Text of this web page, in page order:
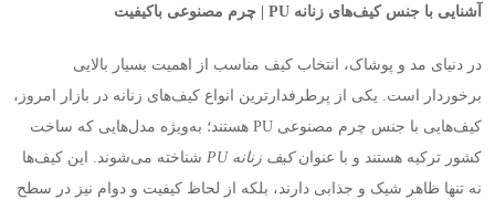
آشنایی با جنس کیف‌های زنانه PU | چرم مصنوعی باکیفیت
در دنیای مد و پوشاک، انتخاب کیف مناسب از اهمیت بسیار بالایی
برخوردار است. یکی از پرطرفدارترین انواع کیف‌های زنانه در بازار امروز،
کیف‌هایی با جنس چرم مصنوعی PU هستند؛ به‌ویژه مدل‌هایی که ساخت
کشور ترکیه‌ هستند و با عنوانکیف زنانه PU شناخته می‌شوند. این کیف‌ها
نه تنها ظاهر شیک و جذابی دارند، بلکه از لحاظ کیفیت و دوام نیز در سطح